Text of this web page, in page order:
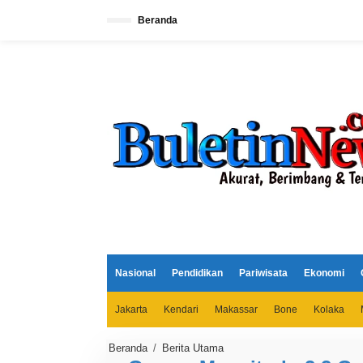
Beranda
Nasional Pendidikan Pariwisata Ekonomi
Jakarta Kendari Makassar Bone Kolaka
Beranda / Berita Utama